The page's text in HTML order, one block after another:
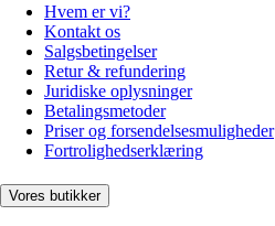
Hvem er vi?
Kontakt os
Salgsbetingelser
Retur & refundering
Juridiske oplysninger
Betalingsmetoder
Priser og forsendelsesmuligheder
Fortrolighedserklæring
Vores butikker